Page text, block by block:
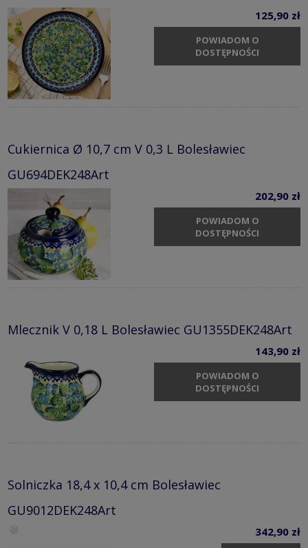
125,90 zł
POWIADOM O
DOSTĘPNOŚCI
Cukiernica Ø 10,7 cm V 0,3 L Bolesławiec
GU694DEK248Art
202,90 zł
POWIADOM O
DOSTĘPNOŚCI
Mlecznik V 0,18 L Bolesławiec GU1355DEK248Art
143,90 zł
POWIADOM O
DOSTĘPNOŚCI
Solniczka 18,4 x 10,4 cm Bolesławiec
GU9012DEK248Art
342,90 zł